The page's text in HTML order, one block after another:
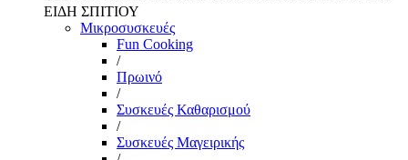
ΕΙΔΗ ΣΠΙΤΙΟΥ
Μικροσυσκευές
Fun Cooking
/
Πρωινό
/
Συσκευές Καθαρισμού
/
Συσκευές Μαγειρικής